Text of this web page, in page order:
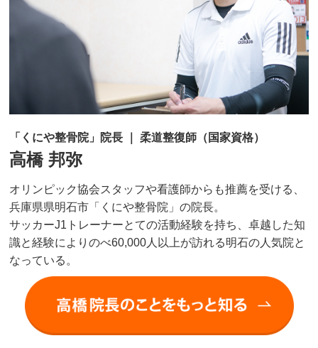
「くにや整骨院」院長 ｜ 柔道整復師（国家資格）
高橋 邦弥
オリンピック協会スタッフや看護師からも推薦を受ける、
兵庫県県明石市「くにや整骨院」の院長。
サッカーJ1トレーナーとての活動経験を持ち、卓越した知
識と経験によりのべ60,000人以上が訪れる明石の人気院と
なっている。